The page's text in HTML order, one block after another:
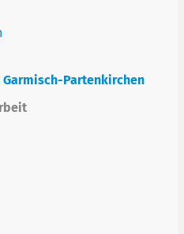
Partenkirchen